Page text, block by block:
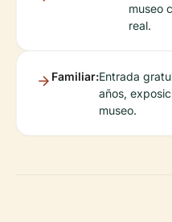
museo
real.
Familiar:Entrada
años,
museo.